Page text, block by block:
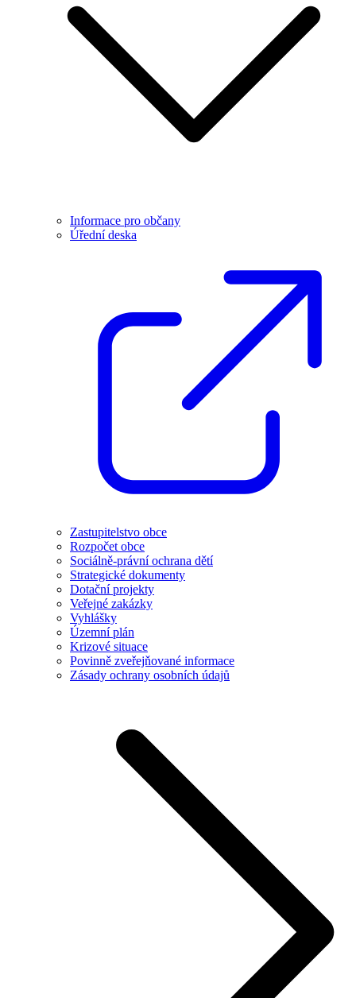
Informace pro občany
Úřední deska
Zastupitelstvo obce
Rozpočet obce
Sociálně-právní ochrana dětí
Strategické dokumenty
Dotační projekty
Veřejné zakázky
Vyhlášky
Územní plán
Krizové situace
Povinně zveřejňované informace
Zásady ochrany osobních údajů